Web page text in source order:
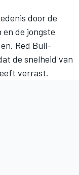
door de
en de jongste
Red Bull-
de snelheid van
verrast.